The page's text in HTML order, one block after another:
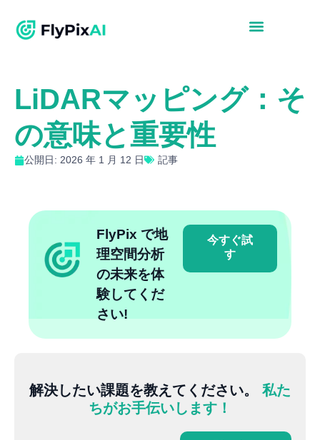
LiDARマッピング：そ
の意味と重要性
公開日: 2026 年 1 月 12 日 記事
FlyPix で地
理空間分析
の未来を体
験してくだ
さい!
今すぐ試
す
解決したい課題を教えてください。 私た
ちがお手伝いします！